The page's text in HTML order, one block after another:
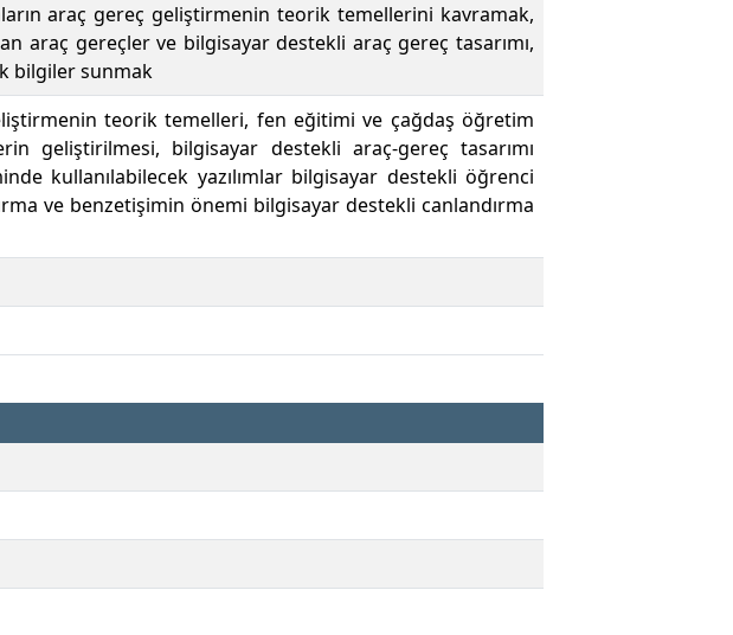
araç gereç geliştirmenin teorik temellerini kavramak,
araç gereçler ve bilgisayar destekli araç gereç tasarımı,
bilgiler sunmak
teorik temelleri, fen eğitimi ve çağdaş öğretim
geliştirilmesi, bilgisayar destekli araç-gereç tasarımı
kullanılabilecek yazılımlar bilgisayar destekli öğrenci
ve benzetişimin önemi bilgisayar destekli canlandırma